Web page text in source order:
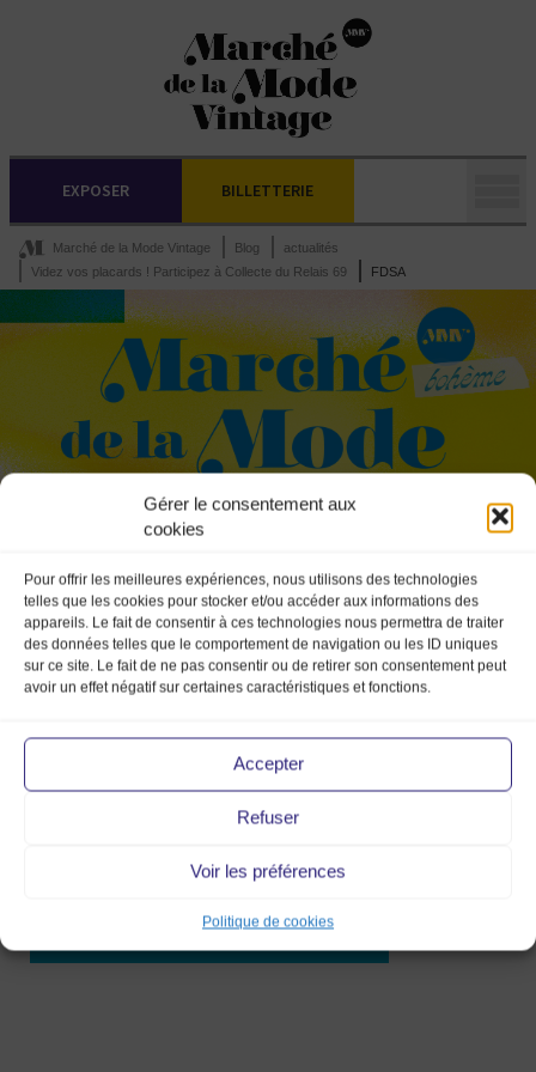
Gérer le consentement aux
cookies
Pour offrir les meilleures expériences, nous utilisons des technologies
telles que les cookies pour stocker et/ou accéder aux informations des
appareils. Le fait de consentir à ces technologies nous permettra de traiter
des données telles que le comportement de navigation ou les ID uniques
sur ce site. Le fait de ne pas consentir ou de retirer son consentement peut
avoir un effet négatif sur certaines caractéristiques et fonctions.
Accepter
Refuser
Voir les préférences
Politique de cookies
EXPOSER BILLETTERIE
Marché de la Mode Vintage Blog
actualités
Videz vos placards ! Participez à Collecte du Relais 69
FDSA
FDSA
11 Mar 2019